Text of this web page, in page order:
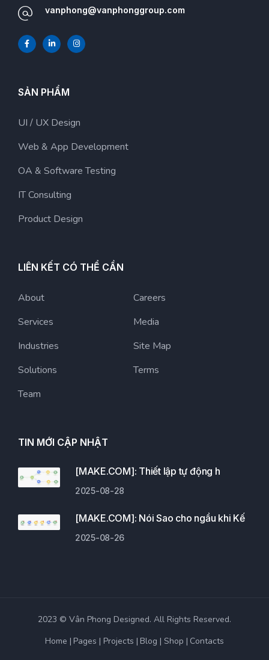
vanphong@vanphonggroup.com
SẢN PHẨM
UI / UX Design
Web & App Development
OA & Software Testing
IT Consulting
Product Design
LIÊN KẾT CÓ THỂ CẦN
About
Services
Industries
Solutions
Team
Careers
Media
Site Map
Terms
TIN MỚI CẬP NHẬT
[MAKE.COM]: Thiết lập tự động h
2025-08-28
[MAKE.COM]: Nói Sao cho ngầu khi Kế
2025-08-26
2023 © Vân Phong Designed. All Rights Reserved.
Home
Pages Projects Blog Shop Contacts